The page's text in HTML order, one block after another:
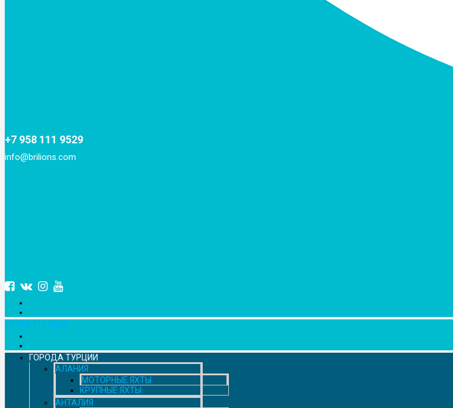
+7 958 111 9529
info@brilions.com
+7 958 111 9529
ГОРОДА ТУРЦИИ
АЛАНИЯ
МОТОРНЫЕ ЯХТЫ
КРУПНЫЕ ЯХТЫ
АНТАЛИЯ